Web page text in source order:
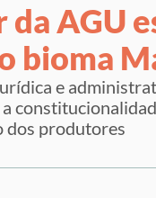
da AGU
bioma
e
dos produtores